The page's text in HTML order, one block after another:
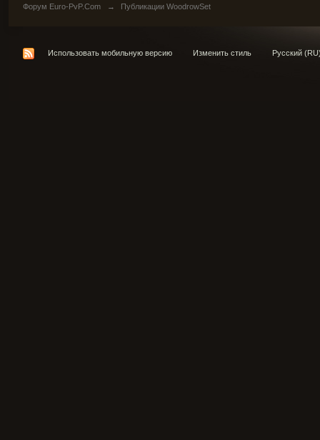
Форум Euro-PvP.Com → Публикации WoodrowSet
Использовать мобильную версию Изменить стиль Русский